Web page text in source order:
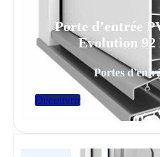
Porte d’entrée
Evolution 92
Portes
Découvrir